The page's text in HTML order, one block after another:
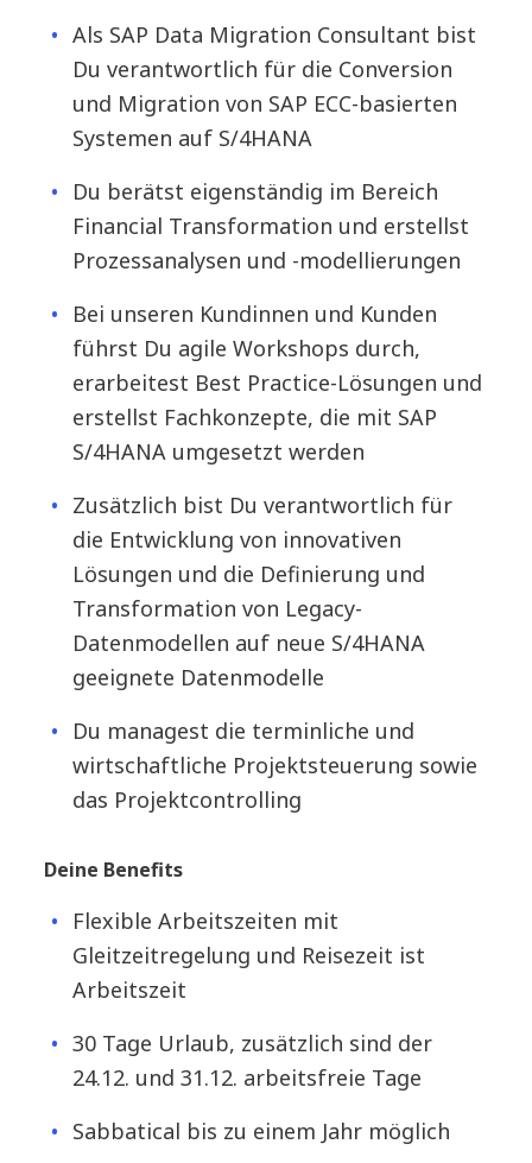
Als SAP Data Migration Consultant bist
Du verantwortlich für die Conversion
und Migration von SAP ECC-basierten
Systemen auf S/4HANA
Du berätst eigenständig im Bereich
Financial Transformation und erstellst
Prozessanalysen und -modellierungen
Bei unseren Kundinnen und Kunden
führst Du agile Workshops durch,
erarbeitest Best Practice-Lösungen und
erstellst Fachkonzepte, die mit SAP
S/4HANA umgesetzt werden
Zusätzlich bist Du verantwortlich für
die Entwicklung von innovativen
Lösungen und die Definierung und
Transformation von Legacy-
Datenmodellen auf neue S/4HANA
geeignete Datenmodelle
Du managest die terminliche und
wirtschaftliche Projektsteuerung sowie
das Projektcontrolling
Deine Benefits
Flexible Arbeitszeiten mit
Gleitzeitregelung und Reisezeit ist
Arbeitszeit
30 Tage Urlaub, zusätzlich sind der
24.12. und 31.12. arbeitsfreie Tage
Sabbatical bis zu einem Jahr möglich